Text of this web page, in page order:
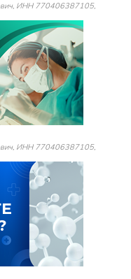
ИНН 770406387105,
ИНН 770406387105,